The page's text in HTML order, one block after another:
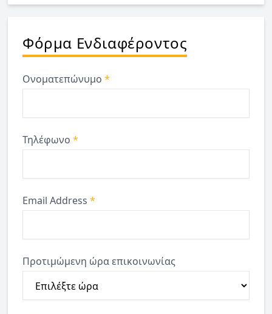
Φόρμα Ενδιαφέροντος
Ονοματεπώνυμο *
Τηλέφωνο *
Email Address *
Προτιμώμενη ώρα επικοινωνίας